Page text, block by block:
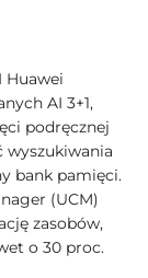
Huawei
AI 3+1,
podręcznej
wyszukiwania
bank pamięci.
(UCM)
zasobów,
o 30 proc.